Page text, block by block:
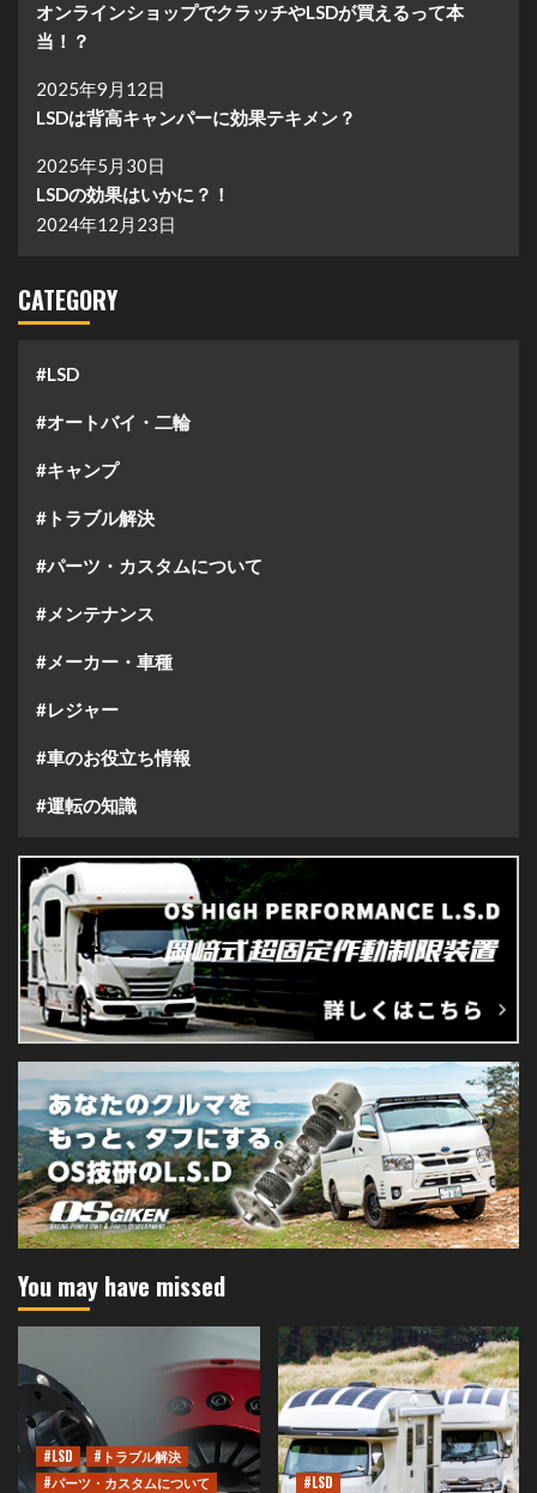
オンラインショップでクラッチやLSDが買えるって本
当！？
2025年9月12日
LSDは背高キャンパーに効果テキメン？
2025年5月30日
LSDの効果はいかに？！
2024年12月23日
CATEGORY
#LSD
#オートバイ・二輪
#キャンプ
#トラブル解決
#パーツ・カスタムについて
#メンテナンス
#メーカー・車種
#レジャー
#車のお役立ち情報
#運転の知識
You may have missed
#LSD
#トラブル解決
#パーツ・カスタムについて
#LSD